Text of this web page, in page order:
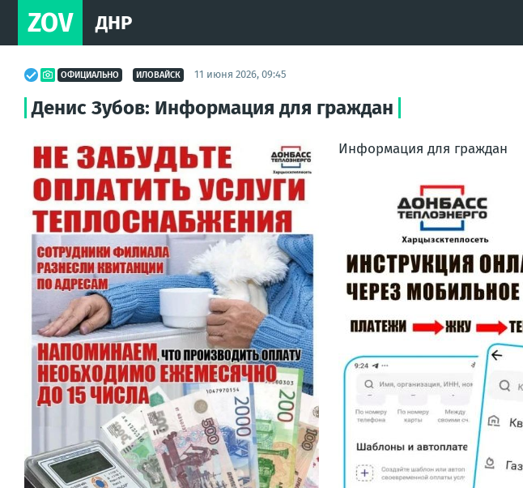
ZOV ДНР
ОФИЦИАЛЬНО ИЛОВАЙСК 11 июня 2026, 09:45
Денис Зубов: Информация для граждан
Информация для граждан